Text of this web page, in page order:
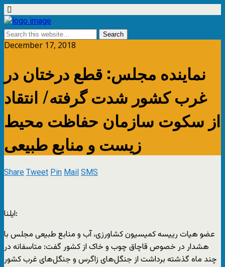
December 17, 2018
نماینده مجلس: قطع درختان در
غرب کشور شدت گرفته/ انتقاد
از سکوت سازمان حفاظت محیط
زیست و منابع طبیعی
ShareTweetPinMailSMS
ایلنا:
عضو هیات رییسه کمیسیون کشاورزی، آب و منابع طبیعی مجلس با
هشدار در خصوص قاچاق چوب و خاک از کشور گفت: متاسفانه در
چند ماه گذشته برداشت از جنگل‌های زاگرس و جنگل‌های غرب کشور